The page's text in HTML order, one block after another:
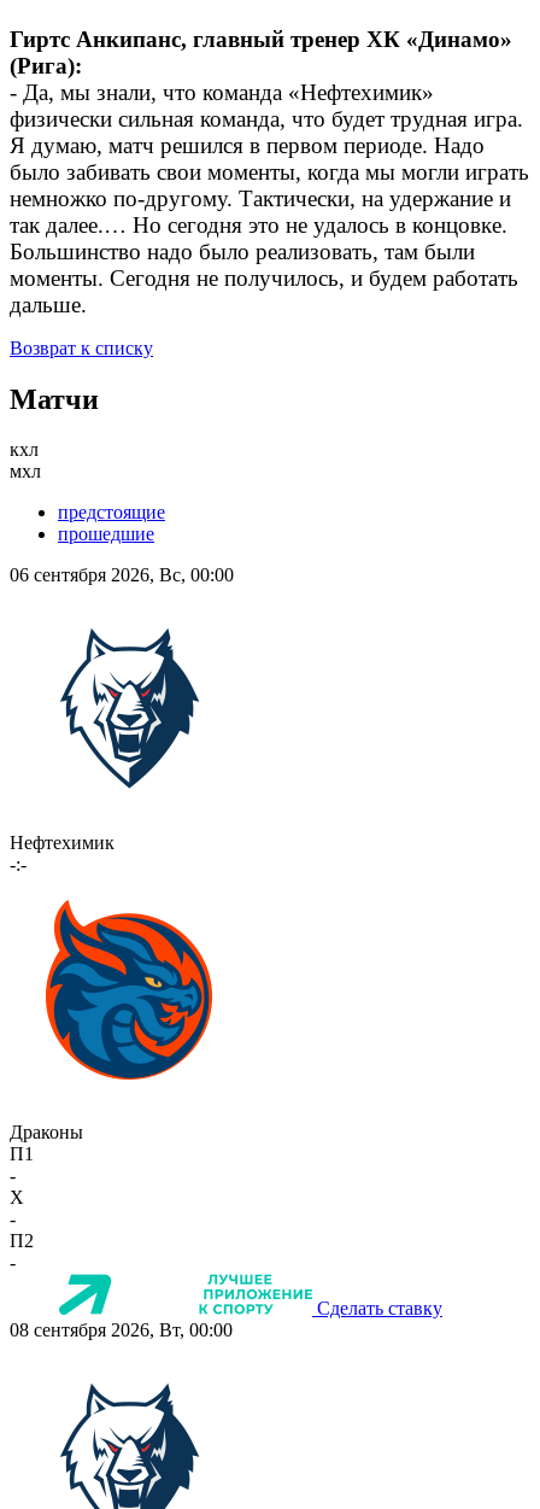
Гиртс Анкипанс, главный тренер ХК «Динамо»
(Рига):
- Да, мы знали, что команда «Нефтехимик»
физически сильная команда, что будет трудная игра.
Я думаю, матч решился в первом периоде. Надо
было забивать свои моменты, когда мы могли играть
немножко по-другому. Тактически, на удержание и
так далее.… Но сегодня это не удалось в концовке.
Большинство надо было реализовать, там были
моменты. Сегодня не получилось, и будем работать
дальше.
Возврат к списку
Матчи
кхл
мхл
предстоящие
прошедшие
06 сентября 2026, Вс, 00:00
Нефтехимик
-:-
Драконы
П1
-
X
-
П2
-
Сделать ставку
08 сентября 2026, Вт, 00:00